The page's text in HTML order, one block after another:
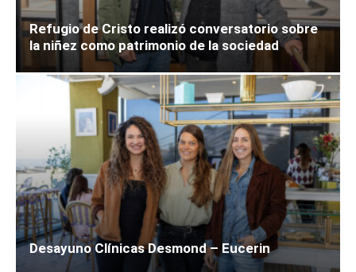
Refugio de Cristo realizó conversatorio sobre
la niñez como patrimonio de la sociedad
Desayuno Clínicas Desmond – Eucerin